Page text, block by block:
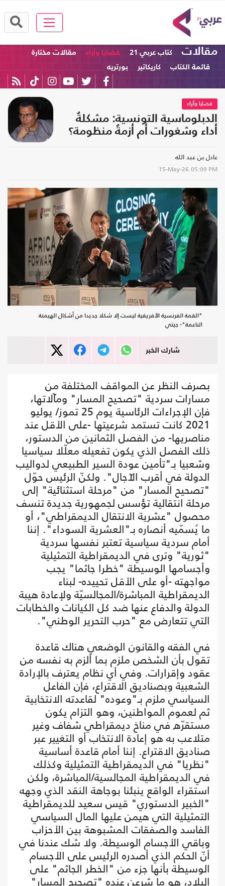
مقالات كتاب عربي 21 قضايا وآراء
مقالات مختارة
قائمة الكتاب
كاريكاتير بورتريه
قضايا وآراء
الدبلوماسية التونسية: مشكلةُ
أداء وشغورات أم أزمةُ منظومة؟
عادل بن عبد الله
15-May-26 05:09 PM
"القمة الفرنسية الأفريقية ليست إلا شكلا جديدا من أشكال الهيمنة
الناعمة"- جيتي
شارك الخبر
بصرف النظر عن المواقف المختلفة من
مسارات سردية "تصحيح المسار" ومآلاتها،
فإن الإجراءات الرئاسية يوم 25 تموز/ يوليو
2021 كانت تستمد شرعيتها -على الأقل عند
مناصريها- من الفصل الثمانين من الدستور،
ذلك الفصل الذي يكون تفعيله معلّلا سياسيا
وشعبيا بـ"تأمين عودة السير الطبيعي لدواليب
الدولة في أقرب الآجال". ولكنّ الرئيس حوّل
"تصحيح المسار" من "مرحلة استثنائية" إلى
مرحلة انتقالية تؤسس لجمهورية جديدة تنسف
محصول "عشرية الانتقال الديمقراطي"، أو
ما يُسمّيه أنصاره بـ"العشرية السوداء". إننا
أمام سردية سياسية تعتبر نفسها سردية
"ثورية" وترى في الديمقراطية التمثيلية
وأجسامها الوسيطة "خطرا جاثما" يجب
مواجهته -أو على الأقل تحييده- لبناء
الديمقراطية المباشرة/المجالسيّة ولإعادة هيبة
الدولة والدفاع عنها ضد كل الكيانات والخطابات
التي تتعارض مع "حرب التحرير الوطني".
في الفقه والقانون الوضعي هناك قاعدة
تقول بأن الشخص ملزم بما ألزم به نفسه من
عقود وإقرارات. وفي أي نظام يعترف بالإرادة
الشعبية وبصناديق الاقتراع، فإن الفاعل
السياسي ملزم بـ"وعوده" لقاعدته الانتخابية
ثم لعموم المواطنين، وهو التزام يكون
مستقرّه في مناخ ديمقراطي شفاف وغير
متلاعب به هو إعادة الانتخاب أو التغيير عبر
صناديق الاقتراع. إننا أمام قاعدة أساسية
"نظريا" في الديمقراطية التمثيلية وكذلك
في الديمقراطية المجالسية/المباشرة، ولكن
استقراء الواقع ينبئنا بوجاهة النقد الذي وجهه
"الخبير الدستوري" قيس سعيد للديمقراطية
التمثيلية التي هيمن عليها المال السياسي
الفاسد والصفقات المشبوهة بين الأحزاب
وباقي الأجسام الوسيطة. ولا شك عندنا في
أنّ الحكم الذي أصدره الرئيس على الأجسام
الوسيطة بأنها جزء من "الخطر الجاثم" على
البلاد، هو ما شرعن عنده "تصحيح المسار"